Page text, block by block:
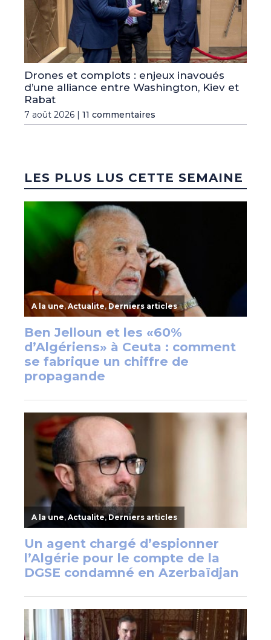
Drones et complots : enjeux inavoués
d’une alliance entre Washington, Kiev et
Rabat
7 août 2026 | 11 commentaires
LES PLUS LUS CETTE SEMAINE